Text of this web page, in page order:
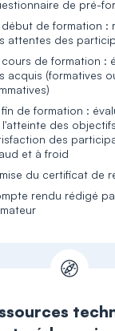
de pré-
début de formation :
attentes des
cours de formation :
acquis (formatives
fin de formation :
l'atteinte des
des
et à froid
du certificat de
rendu rédigé